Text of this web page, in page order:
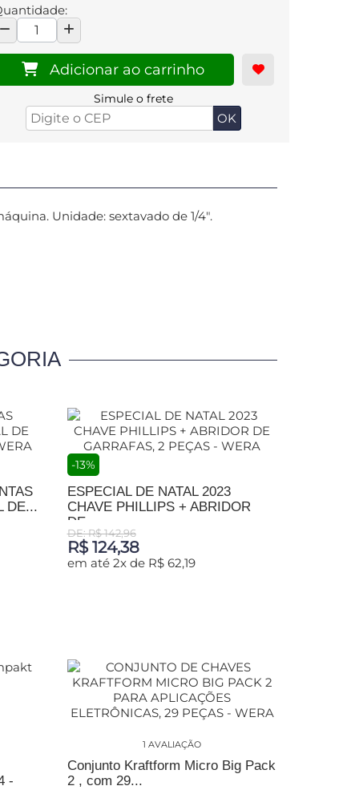
Adicionar ao carrinho
Simule o frete
Unidade: sextavado de 1/4".
DE...
-13%
ESPECIAL DE NATAL 2023
CHAVE PHILLIPS + ABRIDOR
DE...
DE: R$ 142,96
R$ 124,38
em até 2x de R$ 62,19
-
1 AVALIAÇÃO
Conjunto Kraftform Micro Big Pack
2 , com 29...